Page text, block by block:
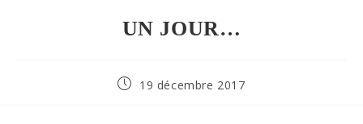
UN JOUR…
19 décembre 2017